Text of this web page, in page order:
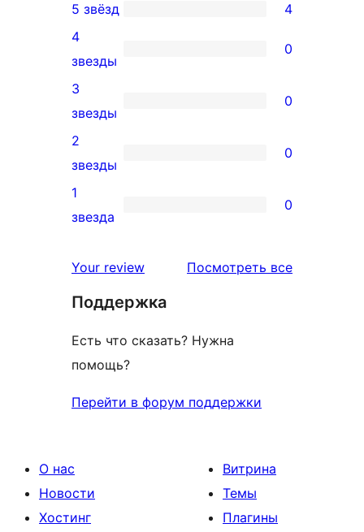
4
5-
звездный
отзыв
5 звёзд 4
0
4-
звездный
отзыв
4
звезды
0
0
3-
звездный
отзыв
3
звезды
0
0
2-
звездный
2
звезды
0
0
звездный
1
звезда
0
Your review Посмотреть всеотзывы
Поддержка
Есть что сказать? Нужна
помощь?
Перейти в форум поддержки
О нас
Новости
Хостинг
Витрина
Темы
Плагины